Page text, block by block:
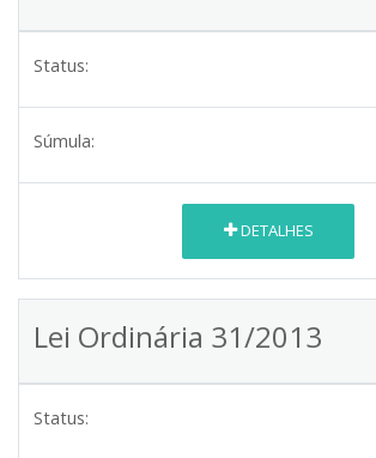
Status:
Súmula:
DETALHES
Lei Ordinária 31/2013
Status: